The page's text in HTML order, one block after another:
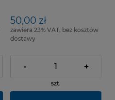
50,00 zł
zawiera 23% VAT, bez kosztów
dostawy
- +
szt.